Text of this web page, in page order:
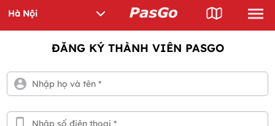
ĐĂNG KÝ THÀNH VIÊN PASGO